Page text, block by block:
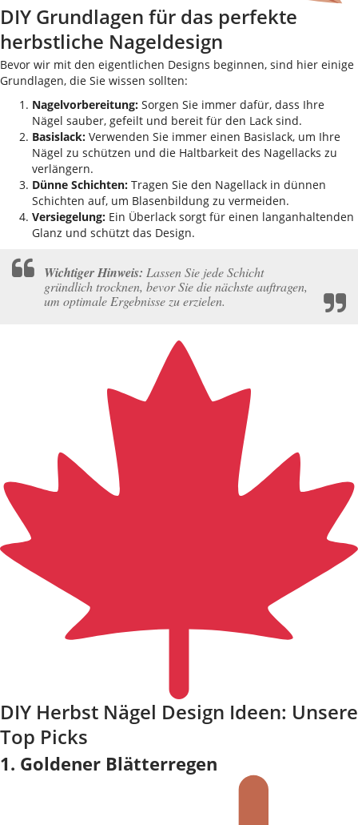
DIY Grundlagen für das perfekte
herbstliche Nageldesign
Bevor wir mit den eigentlichen Designs beginnen, sind hier einige
Grundlagen, die Sie wissen sollten:
Nagelvorbereitung: Sorgen Sie immer dafür, dass Ihre
Nägel sauber, gefeilt und bereit für den Lack sind.
Basislack: Verwenden Sie immer einen Basislack, um Ihre
Nägel zu schützen und die Haltbarkeit des Nagellacks zu
verlängern.
Dünne Schichten: Tragen Sie den Nagellack in dünnen
Schichten auf, um Blasenbildung zu vermeiden.
Versiegelung: Ein Überlack sorgt für einen langanhaltenden
Glanz und schützt das Design.
Wichtiger Hinweis: Lassen Sie jede Schicht
gründlich trocknen, bevor Sie die nächste auftragen,
um optimale Ergebnisse zu erzielen.
DIY Herbst Nägel Design Ideen: Unsere
Top Picks
1. Goldener Blätterregen